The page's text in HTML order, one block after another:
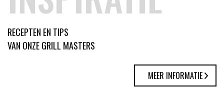
RECEPTEN EN TIPS
VAN ONZE GRILL MASTERS
MEER INFORMATIE